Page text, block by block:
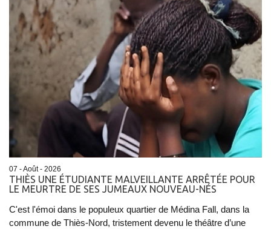
07 - Août - 2026
THIÈS UNE ÉTUDIANTE MALVEILLANTE ARRÊTÉE POUR
LE MEURTRE DE SES JUMEAUX NOUVEAU-NÉS
C'est l'émoi dans le populeux quartier de Médina Fall, dans la
commune de Thiès-Nord, tristement devenu le théâtre d’une